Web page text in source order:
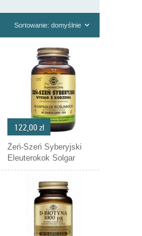
Sortowanie: domyślnie
122,00 zł
Żeń-Szeń Syberyjski
Eleuterokok Solgar